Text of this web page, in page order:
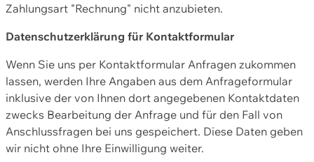
Zahlungsart "Rechnung" nicht anzubieten.
Datenschutzerklärung für Kontaktformular
Wenn Sie uns per Kontaktformular Anfragen zukommen
lassen, werden Ihre Angaben aus dem Anfrageformular
inklusive der von Ihnen dort angegebenen Kontaktdaten
zwecks Bearbeitung der Anfrage und für den Fall von
Anschlussfragen bei uns gespeichert. Diese Daten geben
wir nicht ohne Ihre Einwilligung weiter.